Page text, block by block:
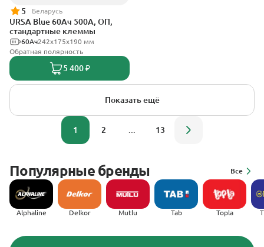
5 Беларусь
URSA Blue 60Ач 500А, ОП,
стандартные клеммы
242х175х190 мм
60Ач
Обратная полярность
5 400 ₽
Показать ещё
1 2 13
Популярные бренды Все
Alphaline Delkor Mutlu Tab Topla